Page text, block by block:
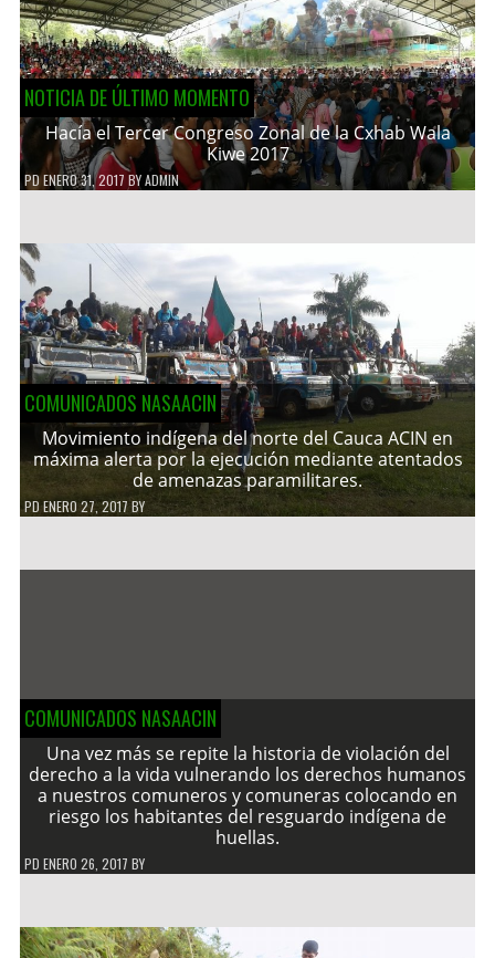
NOTICIA DE ÚLTIMO MOMENTO
Hacía el Tercer Congreso Zonal de la Cxhab Wala
Kiwe 2017
PDENERO 31, 2017 BYADMIN
COMUNICADOS NASAACIN
Movimiento indígena del norte del Cauca ACIN en
máxima alerta por la ejecución mediante atentados
de amenazas paramilitares.
PDENERO 27, 2017 BY
COMUNICADOS NASAACIN
Una vez más se repite la historia de violación del
derecho a la vida vulnerando los derechos humanos
a nuestros comuneros y comuneras colocando en
riesgo los habitantes del resguardo indígena de
huellas.
PD ENERO 26, 2017 BY